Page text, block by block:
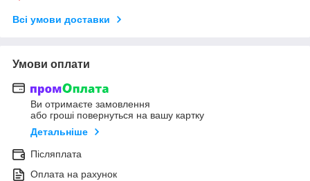
Всі умови доставки
Умови оплати
Ви отримаєте замовлення
або гроші повернуться на вашу картку
Детальніше
Післяплата
Оплата на рахунок